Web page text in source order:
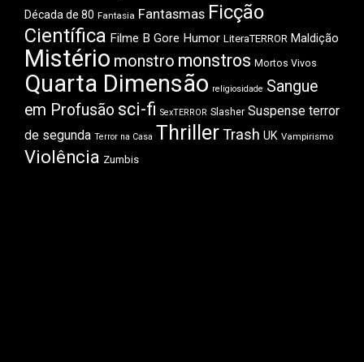
Década de 80 Fantasia Fantasmas Ficção
Científica Filme B Gore Humor LiteraTERROR Maldição
Mistério monstro monstros Mortos Vivos
Quarta Dimensão religiosidade Sangue
em Profusão sci-fi SexTERROR Slasher Suspense terror
de segunda Terror na Casa ThrillerTrash UK Vampirismo
Violência Zumbis